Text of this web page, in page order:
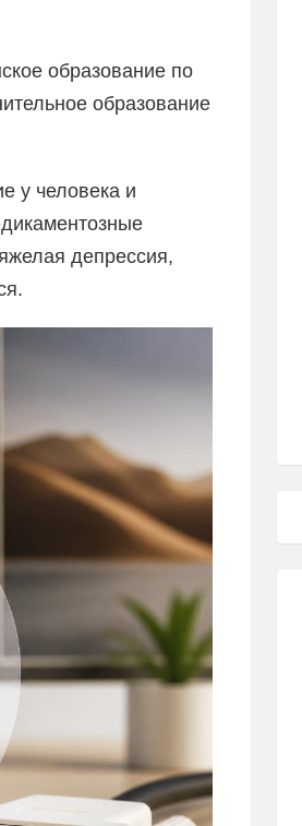
образование по
образование
у человека и
депрессия,